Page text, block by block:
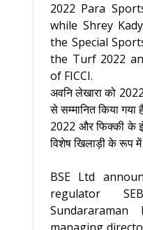
2022 Para
while Shrey
the Special
the Turf 2022
of FICCI.
अवनि लेखारा को
से सम्मानित किया
2022 और फिक्की के
विशेष खिलाड़ी के रूप में
BSE Ltd
regulator